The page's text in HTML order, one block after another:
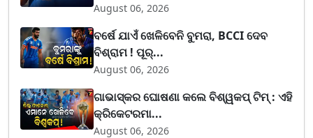
August 06, 2026
ବର୍ଷେ ଯାଏଁ ଖେଳିବେନି ବୁମରା, BCCI ଦେବ
ବିଶ୍ରାମ ! ପୂର୍...
August 06, 2026
ଗାଭାସ୍କର ଘୋଷଣା କଲେ ବିଶ୍ୱକପ୍ ଟିମ୍ : ଏହି
କ୍ରିକେଟରମା...
August 06, 2026